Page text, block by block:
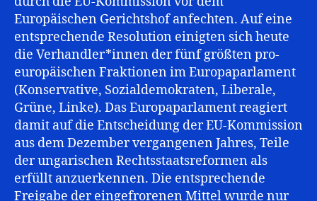
Europäischen Gerichtshof anfechten. Auf eine
entsprechende Resolution einigten sich heute
die Verhandler*innen der fünf größten pro-
europäischen Fraktionen im Europaparlament
(Konservative, Sozialdemokraten, Liberale,
Grüne, Linke). Das Europaparlament reagiert
damit auf die Entscheidung der EU-Kommission
aus dem Dezember vergangenen Jahres, Teile
der ungarischen Rechtsstaatsreformen als
erfüllt anzuerkennen. Die entsprechende
Freigabe der eingefrorenen Mittel wurde nur